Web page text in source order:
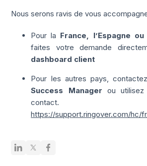
Nous serons ravis de vous
Pour la France, l’Espagne
faites votre demande
dashboard client
Pour les autres pays,
Success Manager ou
contact.
https://support.ringover.com/hc/